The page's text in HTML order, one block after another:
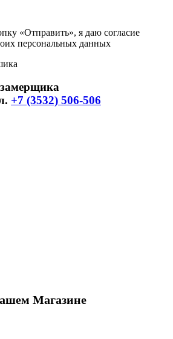
«Отправить», я даю согласие
персональных данных
+7 (3532) 506-506
Магазине